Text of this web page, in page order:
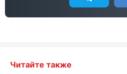
Читайте также